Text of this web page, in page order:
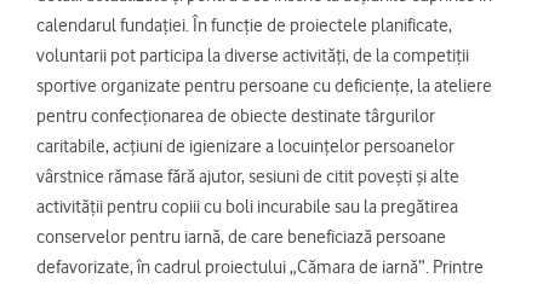
calendarul fundației. În funcție de proiectele planificate,
voluntarii pot participa la diverse activități, de la competiții
sportive organizate pentru persoane cu deficiențe, la ateliere
pentru confecționarea de obiecte destinate târgurilor
caritabile, acțiuni de igienizare a locuințelor persoanelor
vârstnice rămase fără ajutor, sesiuni de citit povești și alte
activității pentru copiii cu boli incurabile sau la pregătirea
conservelor pentru iarnă, de care beneficiază persoane
defavorizate, în cadrul proiectului „Cămara de iarnă”. Printre